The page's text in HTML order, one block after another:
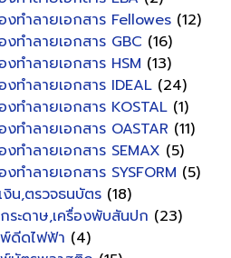
งทำลายเอกสาร Fellowes (12)
งทำลายเอกสาร GBC (16)
งทำลายเอกสาร HSM (13)
งทำลายเอกสาร IDEAL (24)
งทำลายเอกสาร KOSTAL (1)
งทำลายเอกสาร OASTAR (11)
งทำลายเอกสาร SEMAX (5)
งทำลายเอกสาร SYSFORM (5)
งิน,ตรวจธนบัตร (18)
ระดาษ,เครื่องพับสันปก (23)
ดีดไฟฟ้า (4)